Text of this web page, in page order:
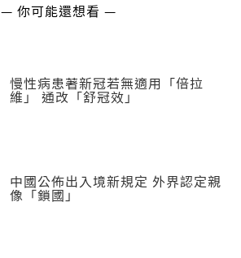
— 你可能還想看 —
慢性病患著新冠若無適用「倍拉
維」 通改「舒冠效」
中國公佈出入境新規定 外界認定親
像「鎖國」